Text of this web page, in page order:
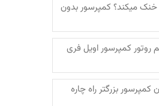
خنک میکند؟ کمپرسور بدون
روتور کمپرسور اویل فری
بزرگتر راه چاره